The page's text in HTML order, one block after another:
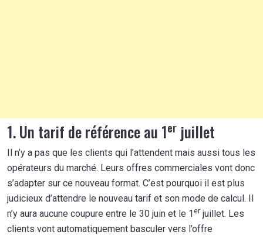
1. Un tarif de référence au 1er juillet
Il n’y a pas que les clients qui l’attendent mais aussi tous les
opérateurs du marché. Leurs offres commerciales vont donc
s’adapter sur ce nouveau format. C’est pourquoi il est plus
judicieux d’attendre le nouveau tarif et son mode de calcul. Il
n’y aura aucune coupure entre le 30 juin et le 1 er juillet. Les
clients vont automatiquement basculer vers l’offre